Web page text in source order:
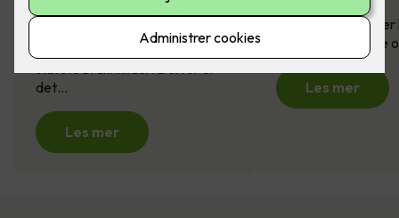
kjøkkenet
største brannkilder. Derfor er
det…
Les mer
Brannsikring
derfor viktig å vite
Les mer